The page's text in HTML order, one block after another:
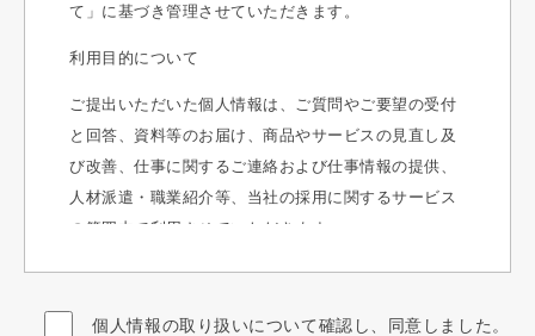
て」に基づき管理させていただきます。
利用目的について
ご提出いただいた個人情報は、ご質問やご要望の受付
と回答、資料等のお届け、商品やサービスの見直し及
び改善、仕事に関するご連絡および仕事情報の提供、
人材派遣・職業紹介等、当社の採用に関するサービス
の範囲内で利用させていただきます。
提供について
ご提出いただいた個人情報はご本人の同意なく第三者
個人情報の取り扱いについて確認し、同意しました。